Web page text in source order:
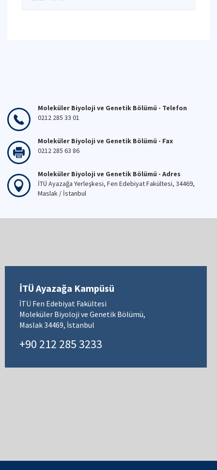
Moleküler Biyoloji ve Genetik Bölümü - Telefon
0212 285 33 01
Moleküler Biyoloji ve Genetik Bölümü - Fax
0212 285 63 86
Moleküler Biyoloji ve Genetik Bölümü - Adres
İTÜ Ayazağa Yerleşkesi, Fen Edebiyat Fakültesi, 34469,
Maslak / İstanbul
İTÜ Ayazağa Kampüsü
İTÜ Fen Edebiyat Fakültesi
Moleküler Biyoloji ve Genetik Bölümü,
Maslak 34469, İstanbul
+90 212 285 3233